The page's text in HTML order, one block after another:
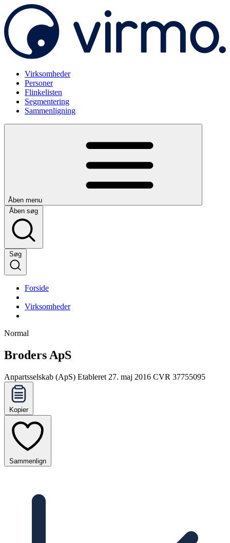
Virksomheder
Personer
Flinkelisten
Segmentering
Sammenligning
Åben menu
Åben søg
Søg
Forside
Virksomheder
Normal
Broders ApS
Anpartsselskab (ApS) Etableret 27. maj 2016 CVR 37755095
Kopier
Sammenlign